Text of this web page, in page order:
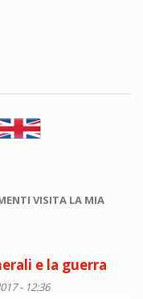
VISITA LA MIA
e la guerra
- 12:36